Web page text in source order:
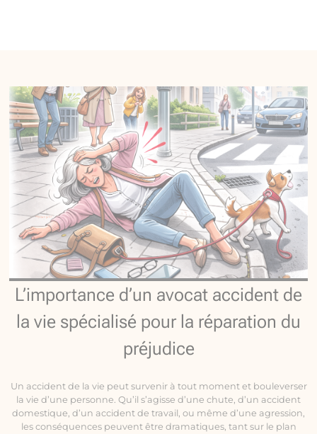
L’importance d’un avocat accident de
la vie spécialisé pour la réparation du
préjudice
Un accident de la vie peut survenir à tout moment et bouleverser
la vie d’une personne. Qu’il s’agisse d’une chute, d’un accident
domestique, d’un accident de travail, ou même d’une agression,
les conséquences peuvent être dramatiques, tant sur le plan